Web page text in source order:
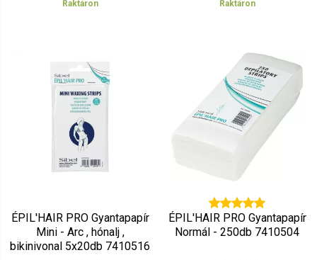
Raktáron Raktáron
ÉPIL'HAIR PRO Gyantapapír
Mini - Arc , hónalj ,
bikinivonal 5x20db 7410516
ÉPIL'HAIR PRO Gyantapapír
Normál - 250db 7410504